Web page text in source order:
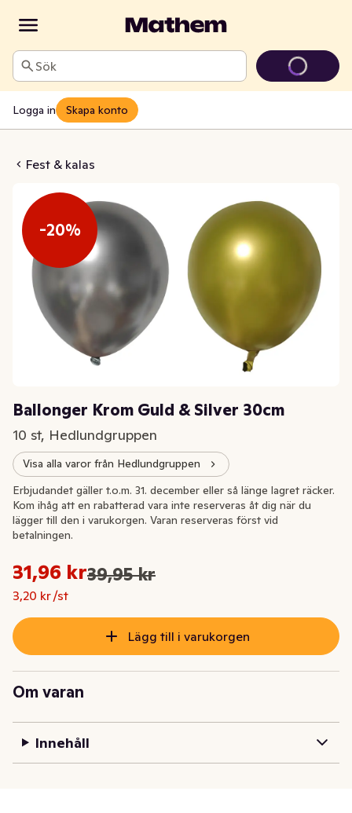
Sök
Logga in Skapa konto
Fest & kalas
Guld & Silver 30cm
-20%
Ballonger Krom Guld & Silver 30cm
10 st, Hedlundgruppen
Visa alla varor från Hedlundgruppen
-20%
Ursprungspriset var: 39,95 kr
Nuvarande pris är: 31,96 kr
31,96 kr39,95 kr
3,20 kr /st
Styckpris: 3,20 kr /st
Erbjudandet gäller t.o.m. 31. december eller så länge lagret räcker.
Kom ihåg att en rabatterad vara inte reserveras åt dig när du
lägger till den i varukorgen. Varan reserveras först vid
betalningen.
Lägg till i varukorgen
Om varan
Innehåll